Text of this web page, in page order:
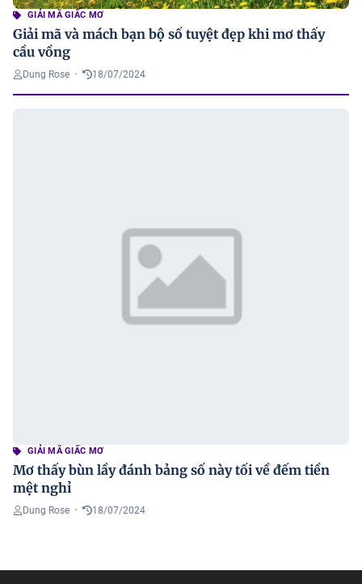
GIẢI MÃ GIẤC MƠ
Giải mã và mách bạn bộ số tuyệt đẹp khi mơ thấy
cầu vồng
Dung Rose • 18/07/2024
GIẢI MÃ GIẤC MƠ
Mơ thấy bùn lầy đánh bảng số này tối về đếm tiền
mệt nghỉ
Dung Rose • 18/07/2024